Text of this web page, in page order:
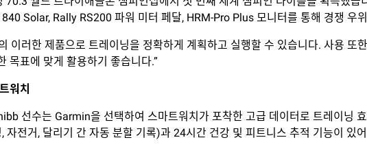
Solar, Rally RS200 파워 미터 페달, HRM-Pro Plus 모니터를 통해 경쟁 우
이러한 제품으로 트레이닝을 정확하게 계획하고 실행할 수 있습니다. 사용 또
목표에 맞게 활용하기 좋습니다.”
워치
선수는 Garmin을 선택하여 스마트워치가 포착한 고급 데이터로 트레이닝
자전거, 달리기 간 자동 분할 기록)과 24시간 건강 및 피트니스 추적 기능이 있